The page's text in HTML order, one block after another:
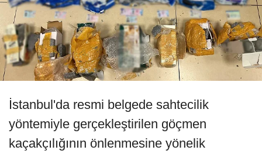
İstanbul'da resmi belgede sahtecilik
yöntemiyle gerçekleştirilen göçmen
kaçakçılığının önlenmesine yönelik